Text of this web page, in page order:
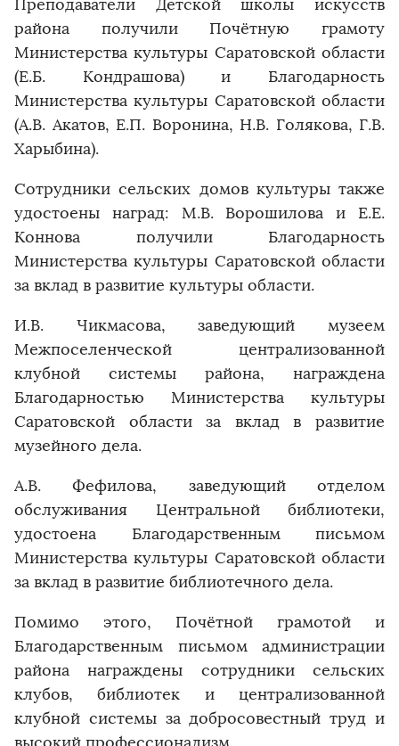
Преподаватели Детской школы искусств
района получили Почётную грамоту
Министерства культуры Саратовской области
(Е.Б. Кондрашова) и Благодарность
Министерства культуры Саратовской области
(А.В. Акатов, Е.П. Воронина, Н.В. Голякова, Г.В.
Харыбина).
Сотрудники сельских домов культуры также
удостоены наград: М.В. Ворошилова и Е.Е.
Коннова получили Благодарность
Министерства культуры Саратовской области
за вклад в развитие культуры области.
И.В. Чикмасова, заведующий музеем
Межпоселенческой централизованной
клубной системы района, награждена
Благодарностью Министерства культуры
Саратовской области за вклад в развитие
музейного дела.
А.В. Фефилова, заведующий отделом
обслуживания Центральной библиотеки,
удостоена Благодарственным письмом
Министерства культуры Саратовской области
за вклад в развитие библиотечного дела.
Помимо этого, Почётной грамотой и
Благодарственным письмом администрации
района награждены сотрудники сельских
клубов, библиотек и централизованной
клубной системы за добросовестный труд и
высокий профессионализм.